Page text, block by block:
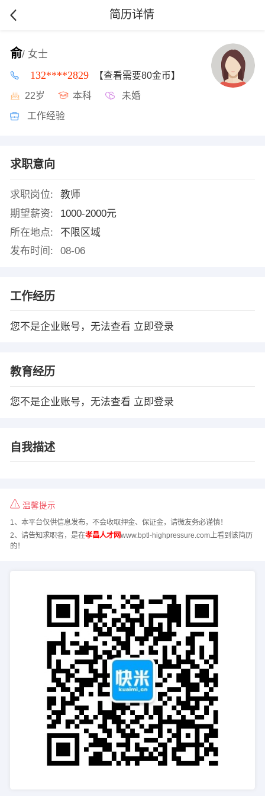
简历详情
俞/ 女士
132****2829 【查看需要80金币】
22岁 本科 未婚
工作经验
求职意向
求职岗位:
教师
期望薪资:
1000-2000元
所在地点:
不限区域
发布时间:
08-06
工作经历
您不是企业账号，无法查看 立即登录
教育经历
您不是企业账号，无法查看 立即登录
自我描述
温馨提示
1、本平台仅供信息发布，不会收取押金、保证金，请微友务必谨慎！
2、请告知求职者，是在孝昌人才网www.bptl-highpressure.com上看到该简历
的！